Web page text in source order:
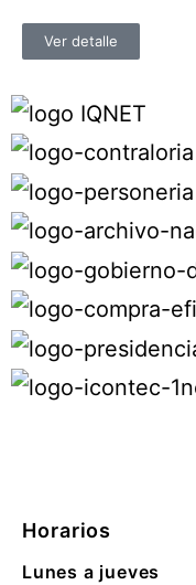
Ver detalle
Horarios
Lunes a jueves